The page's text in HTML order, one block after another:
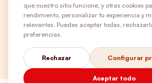
Envíos Gratis
+56 9 5646
que nuestro sitio funcione, y otras cookies
rendimiento, personalizar tu experiencia y
relevantes. Puedes aceptar todas,
preferencias.
Rechazar Configurar
Aceptar todo